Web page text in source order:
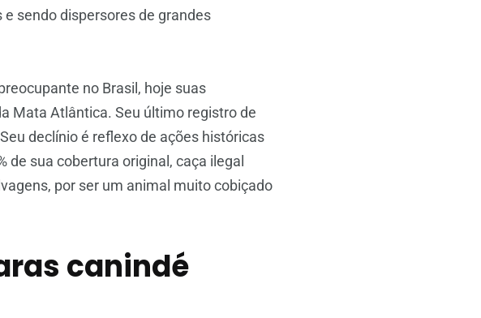
sendo dispersores de grandes
no Brasil, hoje suas
Mata Atlântica. Seu último registro de
declínio é reflexo de ações históricas
sua cobertura original, caça ilegal
por ser um animal muito cobiçado
canindé